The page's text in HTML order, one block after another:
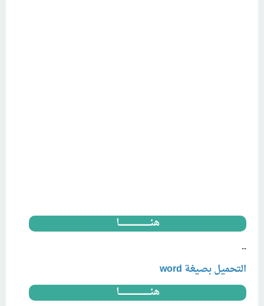
هنــــــــــــــــــــــــــا
..
التحميل بصيغة word
هنــــــــــــــــــــــــــا